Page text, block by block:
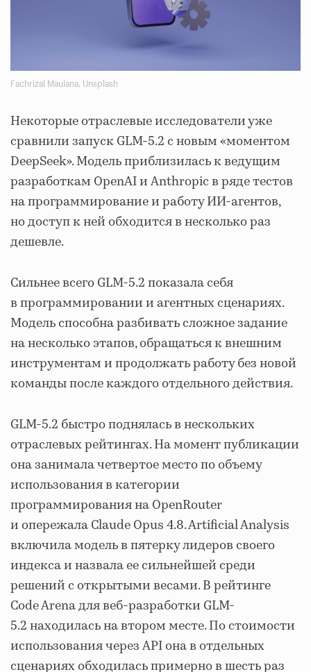
Fachrizal Maulana, Unsplash
Некоторые отраслевые исследователи уже
сравнили запуск GLM-5.2 с новым «моментом
DeepSeek». Модель приблизилась к ведущим
разработкам OpenAI и Anthropic в ряде тестов
на программирование и работу ИИ-агентов,
но доступ к ней обходится в несколько раз
дешевле.
Сильнее всего GLM-5.2 показала себя
в программировании и агентных сценариях.
Модель способна разбивать сложное задание
на несколько этапов, обращаться к внешним
инструментам и продолжать работу без новой
команды после каждого отдельного действия.
GLM-5.2 быстро поднялась в нескольких
отраслевых рейтингах. На момент публикации
она занимала четвертое место по объему
использования в категории
программирования на OpenRouter
и опережала Claude Opus 4.8. Artificial Analysis
включила модель в пятерку лидеров своего
индекса и назвала ее сильнейшей среди
решений с открытыми весами. В рейтинге
Code Arena для веб-разработки GLM-
5.2 находилась на втором месте. По стоимости
использования через API она в отдельных
сценариях обходилась примерно в шесть раз